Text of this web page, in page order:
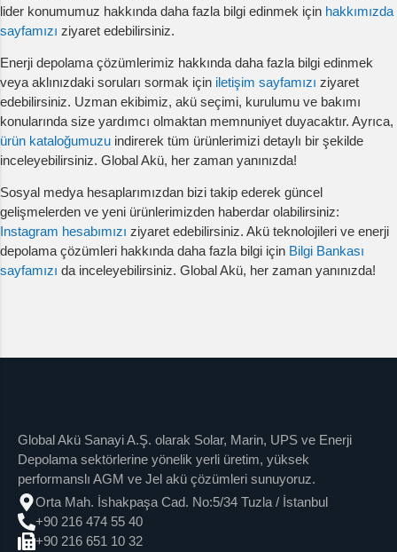
lider konumumuz hakkında daha fazla bilgi edinmek için hakkımızda
sayfamızı ziyaret edebilirsiniz.
Enerji depolama çözümlerimiz hakkında daha fazla bilgi edinmek
veya aklınızdaki soruları sormak için iletişim sayfamızı ziyaret
edebilirsiniz. Uzman ekibimiz, akü seçimi, kurulumu ve bakımı
konularında size yardımcı olmaktan memnuniyet duyacaktır. Ayrıca,
ürün kataloğumuzu indirerek tüm ürünlerimizi detaylı bir şekilde
inceleyebilirsiniz. Global Akü, her zaman yanınızda!
Sosyal medya hesaplarımızdan bizi takip ederek güncel
gelişmelerden ve yeni ürünlerimizden haberdar olabilirsiniz:
Instagram hesabımızı ziyaret edebilirsiniz. Akü teknolojileri ve enerji
depolama çözümleri hakkında daha fazla bilgi için Bilgi Bankası
sayfamızı da inceleyebilirsiniz. Global Akü, her zaman yanınızda!
Global Akü Sanayi A.Ş. olarak Solar, Marin, UPS ve Enerji
Depolama sektörlerine yönelik yerli üretim, yüksek
performanslı AGM ve Jel akü çözümleri sunuyoruz.
Orta Mah. İshakpaşa Cad. No:5/34 Tuzla / İstanbul
+90 216 474 55 40
+90 216 651 10 32